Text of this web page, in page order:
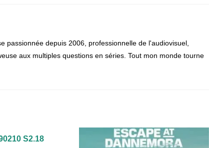
passionnée depuis 2006, professionnelle de l'audiovisuel,
aux multiples questions en séries. Tout mon monde tourne
S2.18